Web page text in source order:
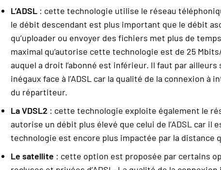
L’ADSL: cette technologie utilise le réseau
le débit descendant est plus important que le débit
qu’uploader ou envoyer des fichiers met plus de
maximal qu’autorise cette technologie est de 25
auquel a droit l’abonné est inférieur. Il faut par
inégaux face à l’ADSL car la qualité de la connexion à
du répartiteur.
La VDSL2 : cette technologie exploite également le
autorise un débit plus élevé que celui de l’ADSL car il
technologie est encore plus impactée par la distance
Le satellite : cette option est proposée par certains